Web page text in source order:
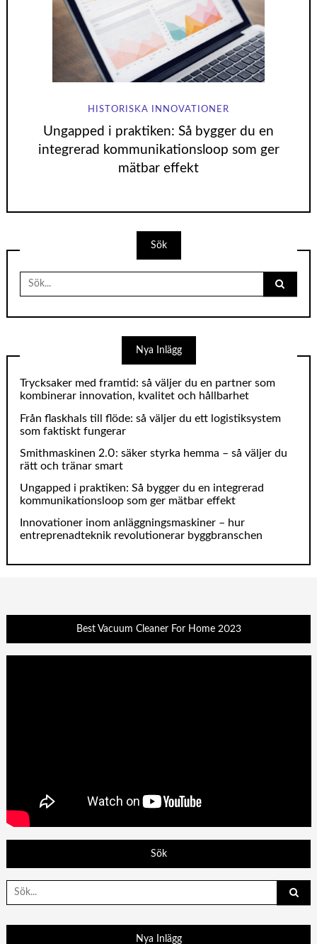
HISTORISKA INNOVATIONER
Ungapped i praktiken: Så bygger du en
integrerad kommunikationsloop som ger
mätbar effekt
Sök
Search
for:
Nya Inlägg
Trycksaker med framtid: så väljer du en partner som
kombinerar innovation, kvalitet och hållbarhet
Från flaskhals till flöde: så väljer du ett logistiksystem
som faktiskt fungerar
Smithmaskinen 2.0: säker styrka hemma – så väljer du
rätt och tränar smart
Ungapped i praktiken: Så bygger du en integrerad
kommunikationsloop som ger mätbar effekt
Innovationer inom anläggningsmaskiner – hur
entreprenadteknik revolutionerar byggbranschen
Best Vacuum Cleaner For Home 2023
Sök
Search
for:
Nya Inlägg